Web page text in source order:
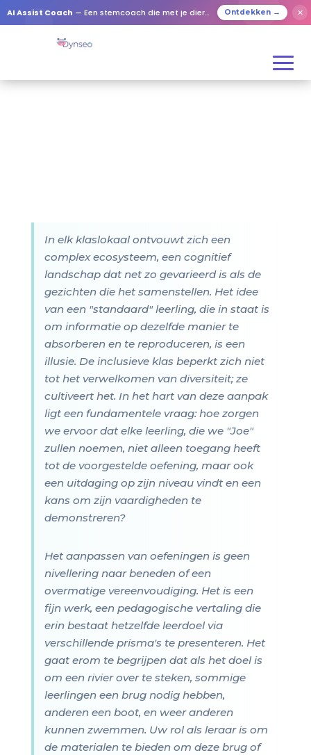
AI Assist Coach — Een stemcoach die met je dierbaren speelt Ontdekken → ✕
In elk klaslokaal ontvouwt zich een
complex ecosysteem, een cognitief
landschap dat net zo gevarieerd is als de
gezichten die het samenstellen. Het idee
van een "standaard" leerling, die in staat is
om informatie op dezelfde manier te
absorberen en te reproduceren, is een
illusie. De inclusieve klas beperkt zich niet
tot het verwelkomen van diversiteit; ze
cultiveert het. In het hart van deze aanpak
ligt een fundamentele vraag: hoe zorgen
we ervoor dat elke leerling, die we "Joe"
zullen noemen, niet alleen toegang heeft
tot de voorgestelde oefening, maar ook
een uitdaging op zijn niveau vindt en een
kans om zijn vaardigheden te
demonstreren?
Het aanpassen van oefeningen is geen
nivellering naar beneden of een
overmatige vereenvoudiging. Het is een
fijn werk, een pedagogische vertaling die
erin bestaat hetzelfde leerdoel via
verschillende prisma's te presenteren. Het
gaat erom te begrijpen dat als het doel is
om een rivier over te steken, sommige
leerlingen een brug nodig hebben,
anderen een boot, en weer anderen
kunnen zwemmen. Uw rol als leraar is om
de materialen te bieden om deze brug of